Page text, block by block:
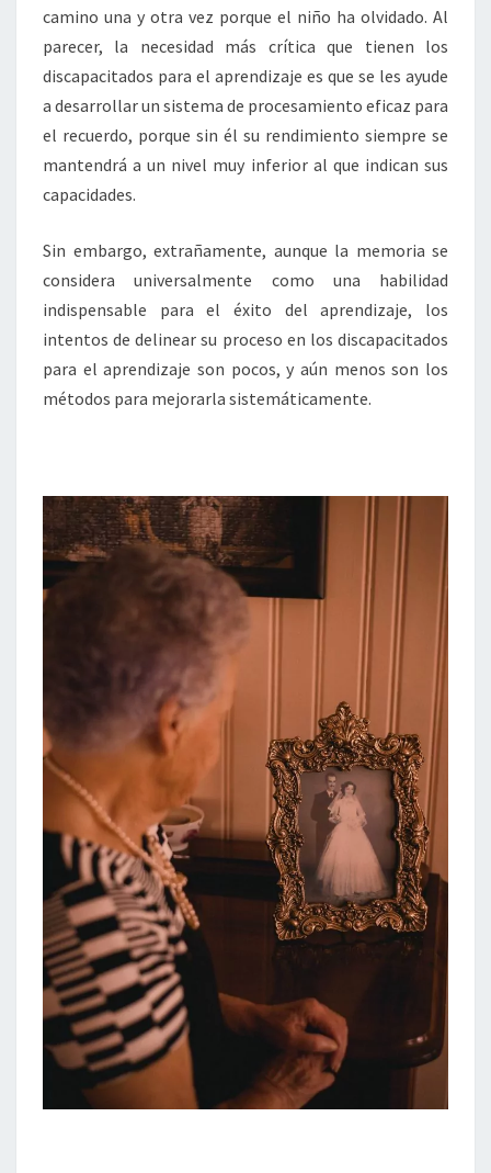
camino una y otra vez porque el niño ha olvidado. Al
parecer, la necesidad más crítica que tienen los
discapacitados para el aprendizaje es que se les ayude
a desarrollar un sistema de procesamiento eficaz para
el recuerdo, porque sin él su rendimiento siempre se
mantendrá a un nivel muy inferior al que indican sus
capacidades.
Sin embargo, extrañamente, aunque la memoria se
considera universalmente como una habilidad
indispensable para el éxito del aprendizaje, los
intentos de delinear su proceso en los discapacitados
para el aprendizaje son pocos, y aún menos son los
métodos para mejorarla sistemáticamente.